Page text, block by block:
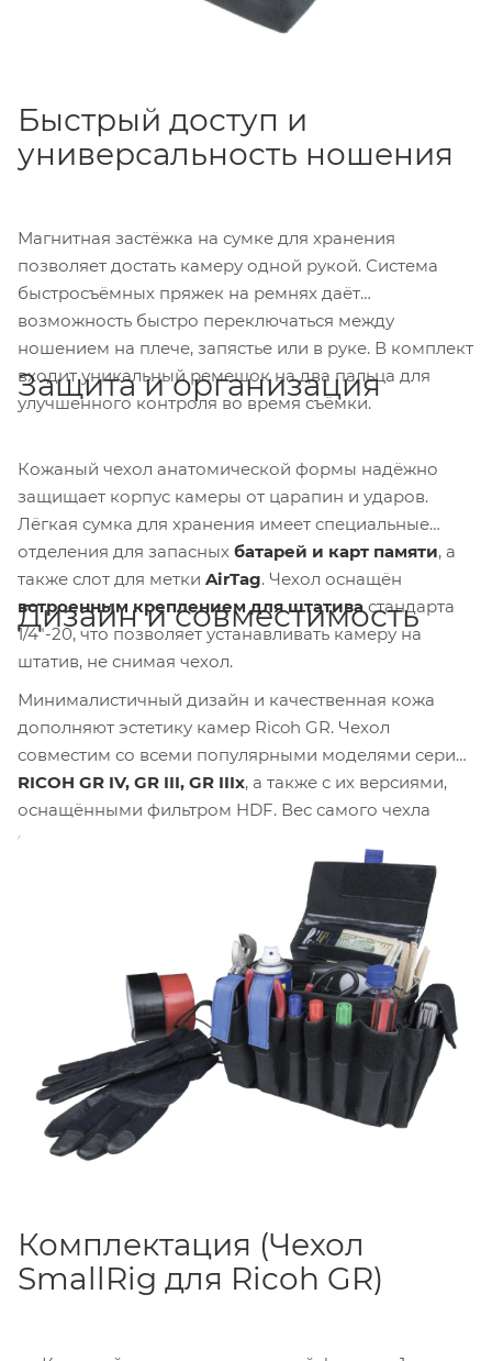
Быстрый доступ и
универсальность ношения
Магнитная застёжка на сумке для хранения
позволяет достать камеру одной рукой. Система
быстросъёмных пряжек на ремнях даёт
возможность быстро переключаться между
ношением на плече, запястье или в руке. В комплект
входит уникальный ремешок на два пальца для
улучшенного контроля во время съёмки.
Защита и организация
Кожаный чехол анатомической формы надёжно
защищает корпус камеры от царапин и ударов.
Лёгкая сумка для хранения имеет специальные
отделения для запасных батарей и карт памяти, а
также слот для метки AirTag. Чехол оснащён
встроенным креплением для штативастандарта
1/4"-20, что позволяет устанавливать камеру на
штатив, не снимая чехол.
Дизайн и совместимость
Минималистичный дизайн и качественная кожа
дополняют эстетику камер Ricoh GR. Чехол
совместим со всеми популярными моделями серии:
RICOH GR IV, GR III, GR IIIx, а также с их версиями,
оснащёнными фильтром HDF. Вес самого чехла
составляет около
Комплектация (Чехол
SmallRig для Ricoh GR)